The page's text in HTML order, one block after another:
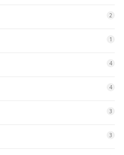
2
1
4
4
3
3